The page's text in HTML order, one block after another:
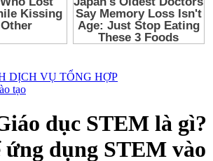
DỊCH VỤ TỔNG HỢP
tạo
dục STEM là gì?
dụng STEM vào